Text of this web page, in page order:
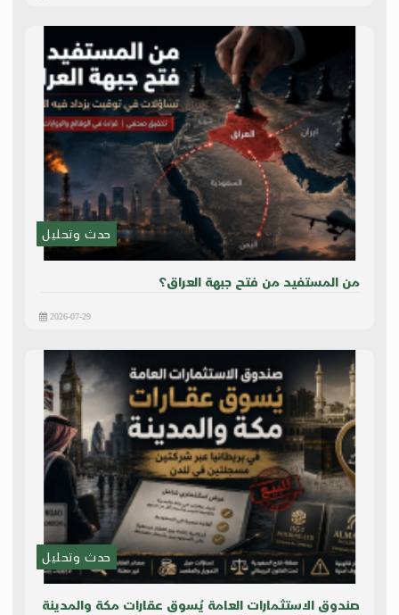
حدث وتحليل
من المستفيد من فتح جبهة العراق؟
2026-07-29
حدث وتحليل
صندوق الاستثمارات العامة يُسوق عقارات مكة والمدينة